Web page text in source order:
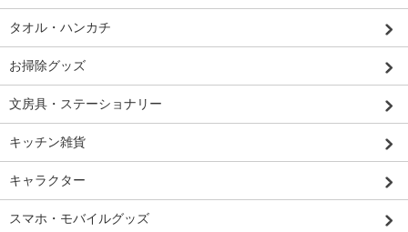
タオル・ハンカチ
お掃除グッズ
文房具・ステーショナリー
キッチン雑貨
キャラクター
スマホ・モバイルグッズ